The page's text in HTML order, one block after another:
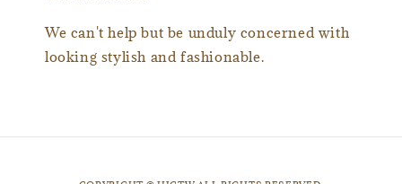
We can't help but be unduly concerned with
looking stylish and fashionable.